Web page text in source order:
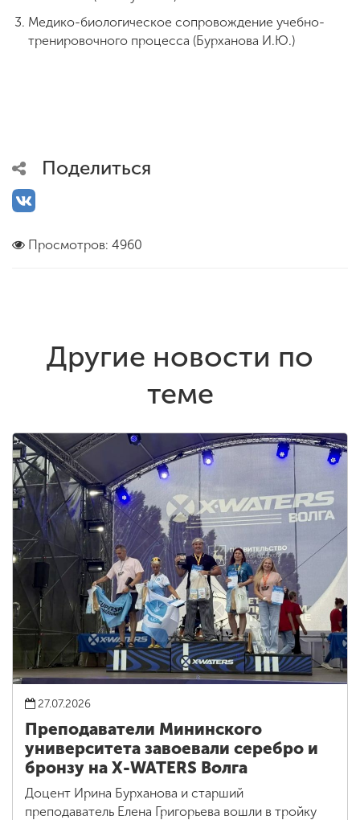
Медико-биологическое сопровождение учебно-
тренировочного процесса (Бурханова И.Ю.)
Поделиться
Просмотров: 4960
Другие новости по
теме
27.07.2026
Преподаватели Мининского
университета завоевали серебро и
бронзу на X-WATERS Волга
Доцент Ирина Бурханова и старший
преподаватель Елена Григорьева вошли в тройку